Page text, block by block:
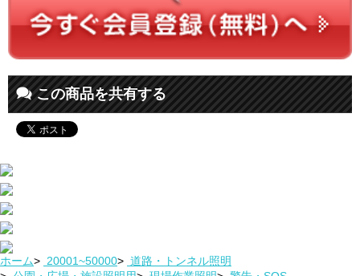
この商品を共有する
ホーム> 20001~50000> 道路・トンネル照明